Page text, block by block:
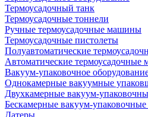
Термоусадочный танк
Термоусадочные тоннели
Ручные термоусадочные машины
Термоусадочные пистолеты
Полуавтоматические
Автоматические термоусадочные
Вакуум-упаковочное
Однокамерные вакуумные
Двухкамерные вакуум-
Бескамерные вакуум-
Датеры